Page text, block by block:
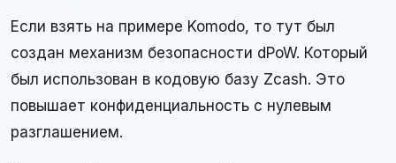
Если взять на примере Komodo, то тут был
создан механизм безопасности dPoW. Который
был использован в кодовую базу Zcash. Это
повышает конфиденциальность с нулевым
разглашением.